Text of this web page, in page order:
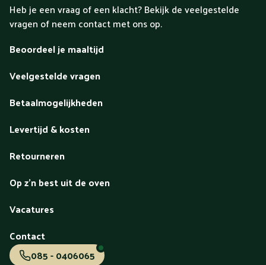
Heb je een vraag of een klacht? Bekijk de veelgestelde
vragen of neem contact met ons op.
Beoordeel je maaltijd
Veelgestelde vragen
Betaalmogelijkheden
Levertijd & kosten
Retourneren
Op z'n best uit de oven
Vacatures
Contact
085 - 0406065